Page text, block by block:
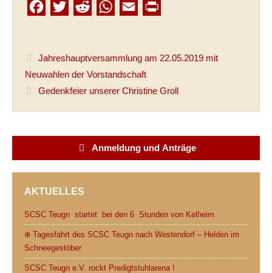
e
b
o
k
t
t
e
d
i
t
W
t
s
A
p
i
l
n
Jahreshauptversammlung am 22.05.2019 mit
Neuwahlen der Vorstandschaft
Gedenkfeier unserer Christine Groll
Anmeldung und Anträge
AKTUELLES
SCSC Teugn startet bei den 6 Stunden von Kelheim
❄️ Tagesfahrt des SCSC Teugn nach Westendorf – Helden im
Schneegestöber
SCSC Teugn e.V. rockt Predigtstuhlarena !